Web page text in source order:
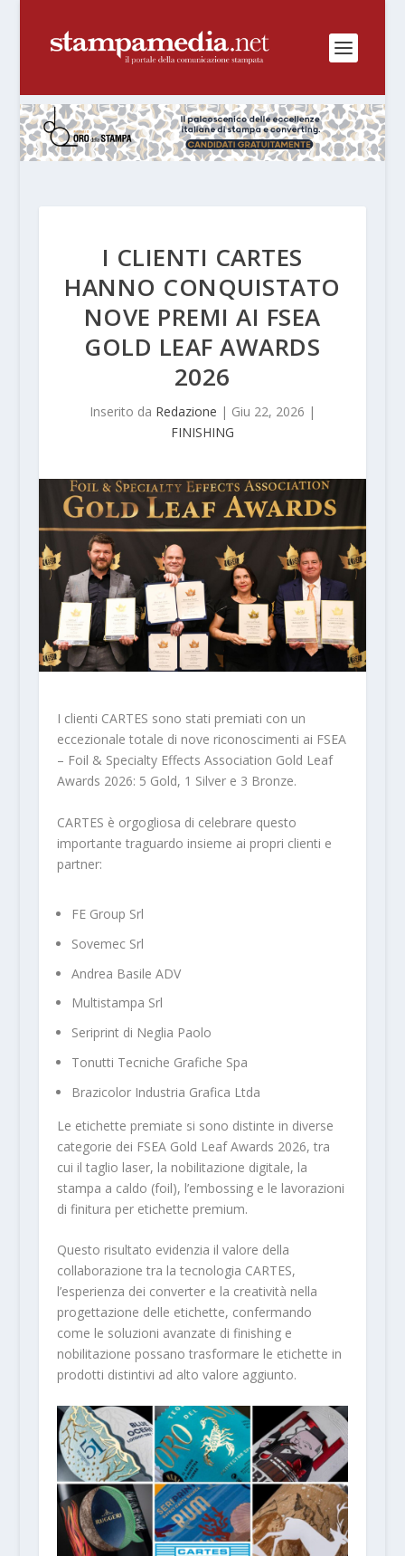
I CLIENTI CARTES
HANNO CONQUISTATO
NOVE PREMI AI FSEA
GOLD LEAF AWARDS
2026
Inserito da Redazione | Giu 22, 2026 |
FINISHING
I clienti CARTES sono stati premiati con un
eccezionale totale di nove riconoscimenti ai FSEA
– Foil & Specialty Effects Association Gold Leaf
Awards 2026: 5 Gold, 1 Silver e 3 Bronze.
CARTES è orgogliosa di celebrare questo
importante traguardo insieme ai propri clienti e
partner:
FE Group Srl
Sovemec Srl
Andrea Basile ADV
Multistampa Srl
Seriprint di Neglia Paolo
Tonutti Tecniche Grafiche Spa
Brazicolor Industria Grafica Ltda
Le etichette premiate si sono distinte in diverse
categorie dei FSEA Gold Leaf Awards 2026, tra
cui il taglio laser, la nobilitazione digitale, la
stampa a caldo (foil), l’embossing e le lavorazioni
di finitura per etichette premium.
Questo risultato evidenzia il valore della
collaborazione tra la tecnologia CARTES,
l’esperienza dei converter e la creatività nella
progettazione delle etichette, confermando
come le soluzioni avanzate di finishing e
nobilitazione possano trasformare le etichette in
prodotti distintivi ad alto valore aggiunto.